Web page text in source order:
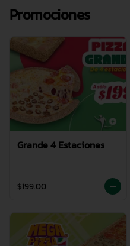
Promociones
Grande 4 Estaciones
$199.00